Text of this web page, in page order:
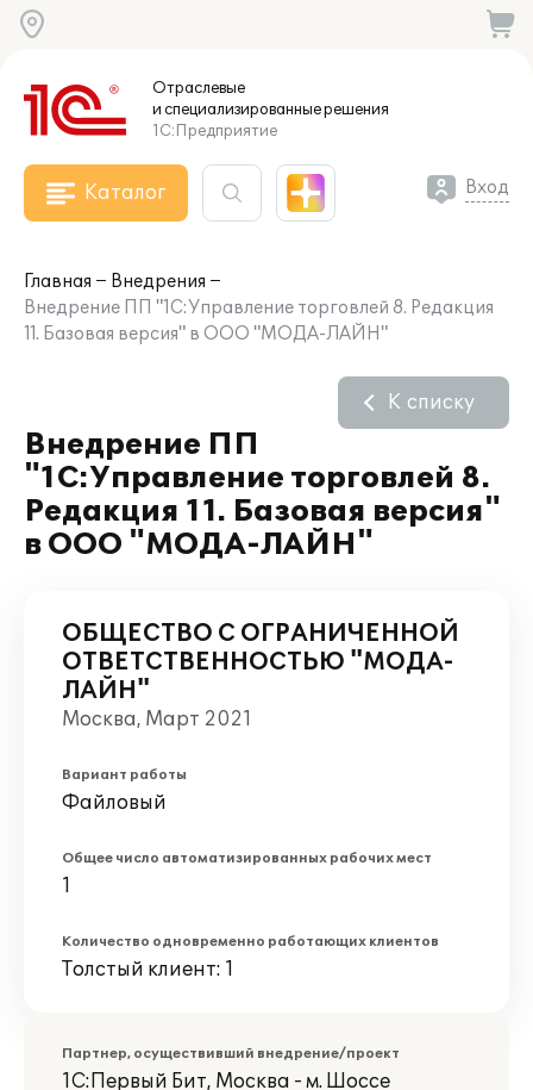
Отраслевые
и специализированныерешения
1С:Предприятие
Каталог Вход
Главная
Внедрения
Внедрение ПП "1С:Управление торговлей 8. Редакция
11. Базовая версия" в ООО "МОДА-ЛАЙН"
Внедрение ПП
"1С:Управление торговлей 8.
Редакция 11. Базовая версия"
в ООО "МОДА-ЛАЙН"
К списку
ОБЩЕСТВО С ОГРАНИЧЕННОЙ
ОТВЕТСТВЕННОСТЬЮ "МОДА-
ЛАЙН"
Москва, Март 2021
Вариант работы
Файловый
Общее число автоматизированных рабочих мест
1
Количество одновременно работающих клиентов
Толстый клиент: 1
Партнер, осуществивший внедрение/проект
1С:Первый Бит, Москва - м. Шоссе